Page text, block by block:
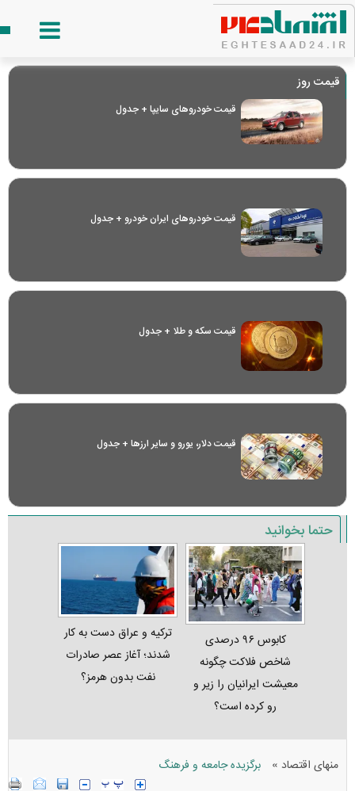
قیمت روز
قیمت خودرو‌های سایپا + جدول
قیمت خودرو‌های ایران خودرو + جدول
قیمت سکه و طلا + جدول
قیمت دلار، یورو و سایر ارز‌ها + جدول
حتما بخوانید
کابوس ۹۶ درصدی
شاخص فلاکت چگونه
معیشت ایرانیان را زیر و
رو کرده است؟
ترکیه و عراق دست به کار
شدند؛ آغاز عصر صادرات
نفت بدون هرمز؟
منهای اقتصاد » برگزیده جامعه و فرهنگ